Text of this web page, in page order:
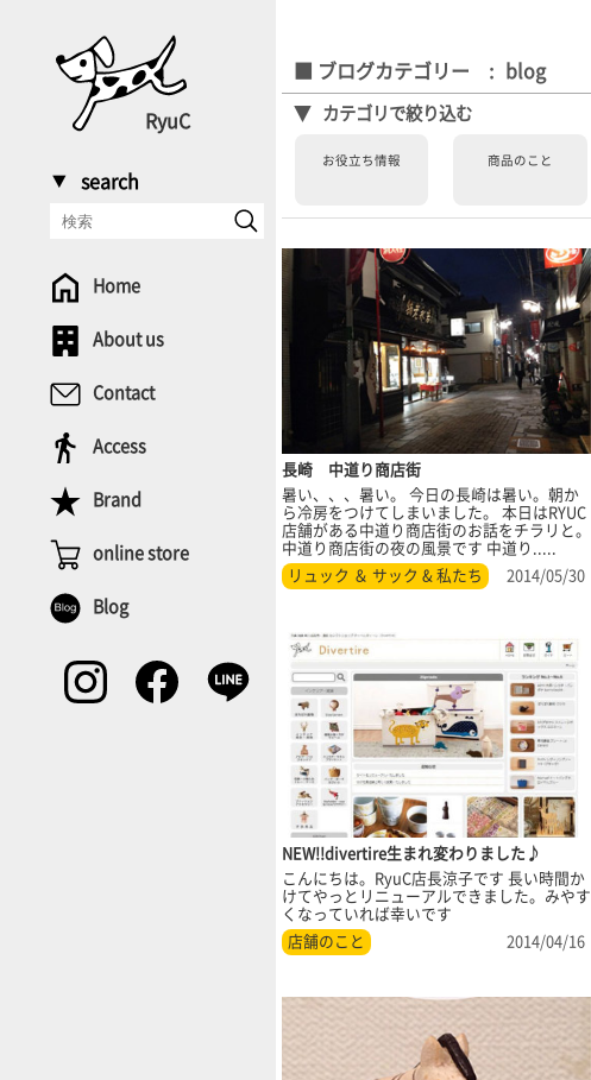
RyuC
search
Home
About us
Contact
Access
Brand
online store
Blog
blog
カテゴリで絞り込む
お役立ち情報 商品のこと
長崎 中道り商店街
暑い、、、暑い。 今日の長崎は暑い。朝か
ら冷房をつけてしまいました。 本日はRYUC
店舗がある中道り商店街のお話をチラリと。
中道り商店街の夜の風景です 中道り.....
リュック ＆ サック & 私たち
2014/05/30
NEW!!divertire生まれ変わりました♪
こんにちは。RyuC店長涼子です 長い時間か
けてやっとリニューアルできました。みやす
くなっていれば幸いです
店舗のこと
2014/04/16